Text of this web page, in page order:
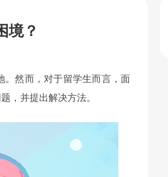
境？
。然而，对于留学生而言，面
，并提出解决方法。